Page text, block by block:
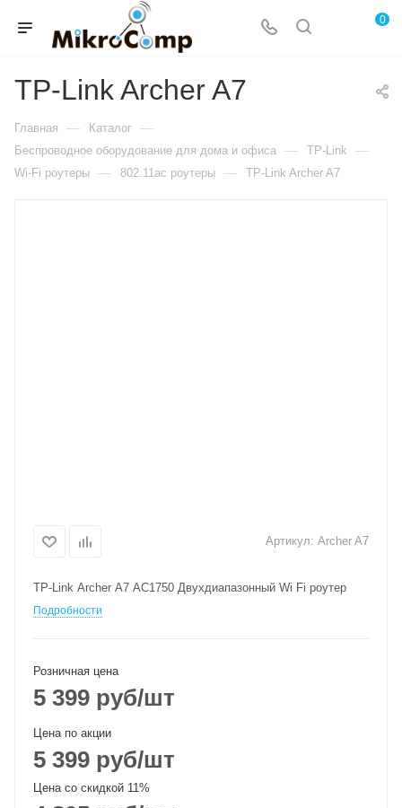
0
TP-Link Archer A7
Главная — Каталог —
Беспроводное оборудование для дома и офиса — TP-Link —
Wi-Fi роутеры — 802.11ac роутеры — TP-Link Archer A7
Артикул: Archer A7
TP-Link Archer A7 AC1750 Двухдиапазонный Wi Fi роутер
Подробности
Розничная цена
5 399 руб/шт
Цена по акции
5 399 руб/шт
Цена со скидкой 11%